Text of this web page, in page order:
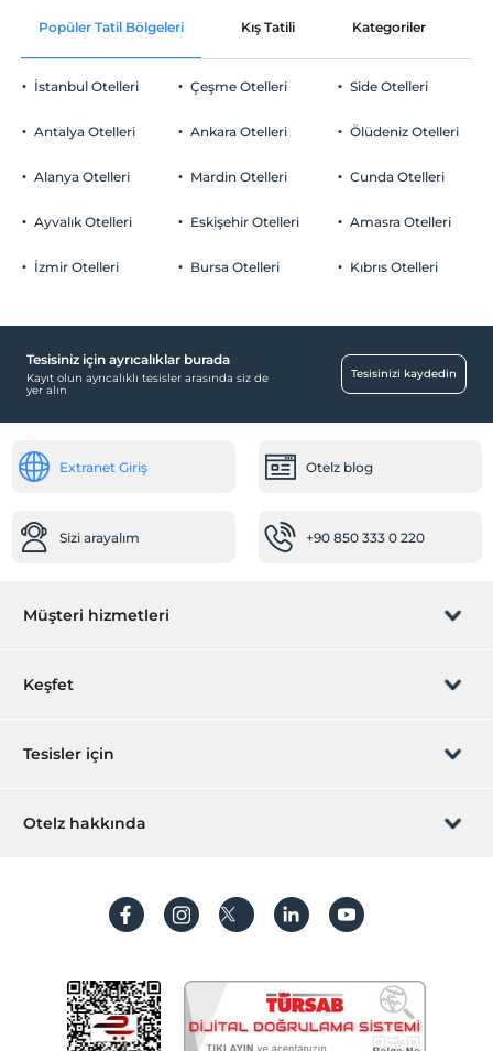
Popüler Tatil Bölgeleri Kış Tatili Kategoriler
İstanbul Otelleri
Antalya Otelleri
Alanya Otelleri
Ayvalık Otelleri
İzmir Otelleri
Çeşme Otelleri
Ankara Otelleri
Mardin Otelleri
Eskişehir Otelleri
Bursa Otelleri
Side Otelleri
Ölüdeniz Otelleri
Cunda Otelleri
Amasra Otelleri
Kıbrıs Otelleri
Tesisiniz için ayrıcalıklar burada
Kayıt olun ayrıcalıklı tesisler arasında siz de
yer alın
Tesisinizi kaydedin
Extranet Giriş Otelz blog
Sizi arayalım +90 850 333 0 220
Müşteri hizmetleri
Rezervasyon yönet
Sıkça sorulan sorular
İşlem rehberi
Keşfet
Hediye Kart
Hesap oluştur
Tesisler için
Hemen tesisinizi ekleyin
Otelz hakkında
Koşullar ve şartlar